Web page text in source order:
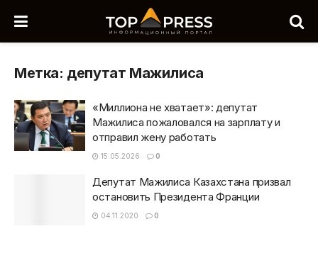
Метка: депутат Мажилиса
«Миллиона не хватает»: депутат
Мажилиса пожаловался на зарплату и
отправил жену работать
15.05.2026 0
Депутат Мажилиса Казахстана призвал
остановить Президента Франции
04.11.2020 0